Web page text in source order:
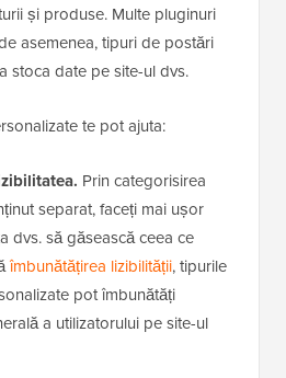
și produse. Multe pluginuri
asemenea, tipuri de postări
stoca date pe site-ul dvs.
te pot ajuta:
Prin categorisirea
separat, faceți mai ușor
dvs. să găsească ceea ce
îmbunătățirea lizibilității, tipurile
pot îmbunătăți
a utilizatorului pe site-ul